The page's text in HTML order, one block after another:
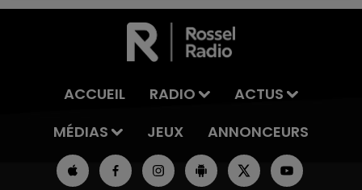
ACCUEIL RADIO
ACTUS
MÉDIAS
JEUX ANNONCEURS